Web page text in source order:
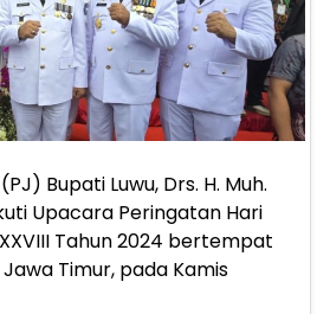
Bupati Luwu, Drs. H. Muh.
Upacara Peringatan Hari
Tahun 2024 bertempat
Timur, pada Kamis